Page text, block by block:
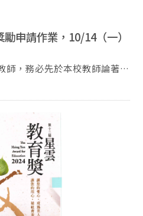
治大學文學院研究成果獎勵
會議歷次研究獎勵金相關決
申請表」（附件06）等各乙
法（附件2）、研發處「國
附件3）。 編修翻譯費
學譯稿及學術外文改稿潤稿
中英譯稿費支給標準採中文
申請作業，10/14（一）
，務必先於本校教師論著目
，以利審查。 國立政治
一、依據本校
號函及本院「研究成
度（112.1.1~112.12.31）之
及相關證明文件，由系所初審
請程序。已登錄資料，不需另